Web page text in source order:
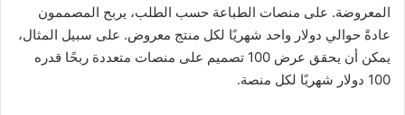
المعروضة. على منصات الطباعة حسب الطلب، يربح المصممون
عادةً حوالي دولار واحد شهريًا لكل منتج معروض. على سبيل المثال،
يمكن أن يحقق عرض 100 تصميم على منصات متعددة ربحًا قدره
100 دولار شهريًا لكل منصة.